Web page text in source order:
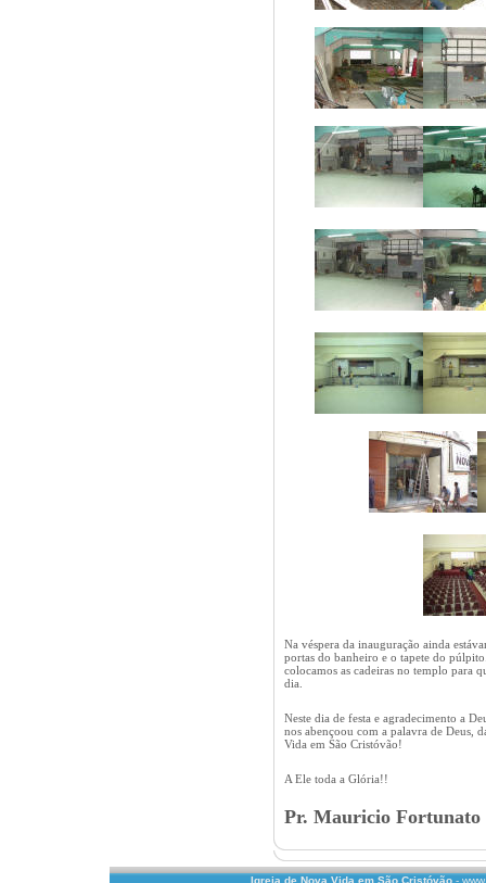
Na véspera da inauguração ainda
portas do banheiro e o tapete do
colocamos as cadeiras no templo para
dia.
Neste dia de festa e agradecimento a
nos abençoou com a palavra de Deus,
Vida em São Cristóvão!
A Ele toda a Glória!!
Pr. Mauricio Fortunato
Igreja de Nova Vida em São Cristóvão-